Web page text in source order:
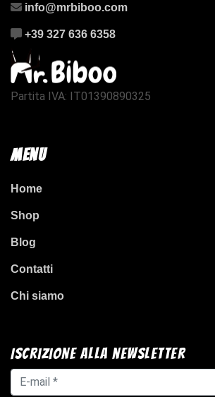
info@mrbiboo.com
+39 327 636 6358
Partita IVA: IT01390890325
Menu
Home
Shop
Blog
Contatti
Chi siamo
Iscrizione alla newsletter